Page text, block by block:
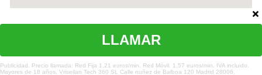
¿Te hemos ayudado?
LLAMAR
Publicidad. Precio llamada: Red Fija 1,21 euros/min. Red Móvil. 1,57 euros/min. IVA incluido.
Mayores de 18 años. Vriseilan Tech 360 SL Calle nuñez de Balboa 120 Madrid 28006.